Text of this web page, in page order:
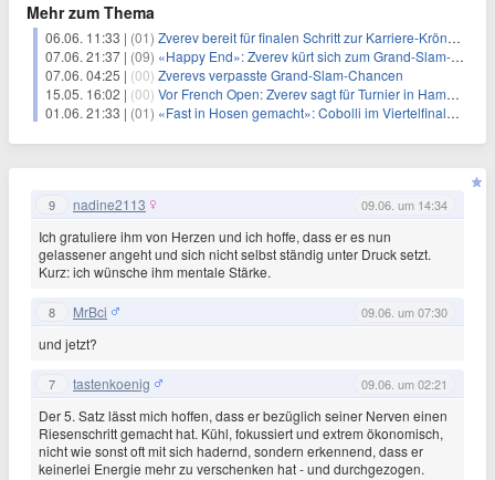
Mehr zum Thema
06.06. 11:33 | (01) Zverev bereit für finalen Schritt zur Karriere-Krönung
07.06. 21:37 | (09) «Happy End»: Zverev kürt sich zum Grand-Slam-Champion
07.06. 04:25 | (00) Zverevs verpasste Grand-Slam-Chancen
15.05. 16:02 | (00) Vor French Open: Zverev sagt für Turnier in Hamburg ab
01.06. 21:33 | (01) «Fast in Hosen gemacht»: Cobolli im Viertelfinale von Paris
9 nadine2113 09.06. um 14:34
Ich gratuliere ihm von Herzen und ich hoffe, dass er es nun
gelassener angeht und sich nicht selbst ständig unter Druck setzt.
Kurz: ich wünsche ihm mentale Stärke.
8 MrBci 09.06. um 07:30
und jetzt?
7 tastenkoenig 09.06. um 02:21
Der 5. Satz lässt mich hoffen, dass er bezüglich seiner Nerven einen
Riesenschritt gemacht hat. Kühl, fokussiert und extrem ökonomisch,
nicht wie sonst oft mit sich hadernd, sondern erkennend, dass er
keinerlei Energie mehr zu verschenken hat - und durchgezogen.